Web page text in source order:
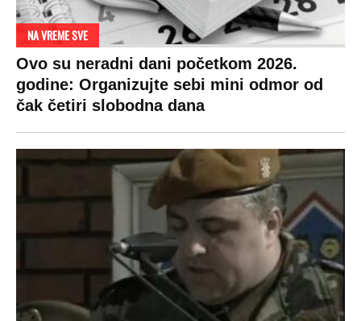
NA VREME SVE
Ovo su neradni dani početkom 2026.
godine: Organizujte sebi mini odmor od
čak četiri slobodna dana